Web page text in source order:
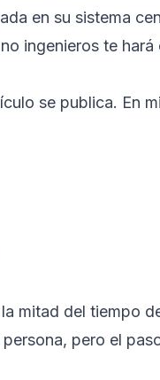
en su sistema
ingenieros te hará
se publica. En
mitad del tiempo
pero el